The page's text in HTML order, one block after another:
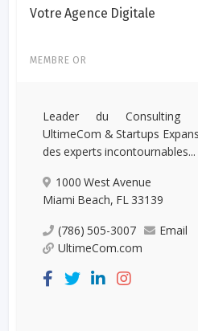
Votre Agence Digitale
MEMBRE OR
Leader du Consulting
UltimeCom & Startups
des experts incontournables...
1000 West Avenue
Miami Beach, FL 33139
(786) 505-3007
Email
UltimeCom.com